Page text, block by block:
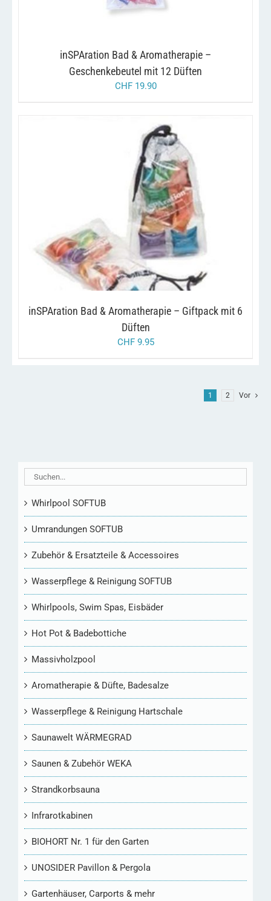
inSPAration Bad & Aromatherapie –
Geschenkebeutel mit 12 Düften
CHF19.90
IN DEN WARENKORB / DETAILS
inSPAration Bad & Aromatherapie – Giftpack mit 6
Düften
CHF9.95
1 2 Vor
Whirlpool SOFTUB
Umrandungen SOFTUB
Zubehör & Ersatzteile & Accessoires
Wasserpflege & Reinigung SOFTUB
Whirlpools, Swim Spas, Eisbäder
Hot Pot & Badebottiche
Massivholzpool
Aromatherapie & Düfte, Badesalze
Wasserpflege & Reinigung Hartschale
Saunawelt WÄRMEGRAD
Saunen & Zubehör WEKA
Strandkorbsauna
Infrarotkabinen
BIOHORT Nr. 1 für den Garten
UNOSIDER Pavillon & Pergola
Gartenhäuser, Carports & mehr